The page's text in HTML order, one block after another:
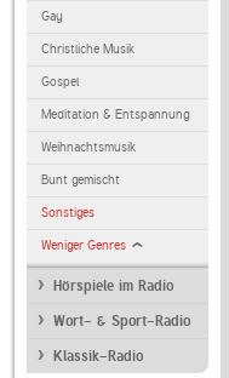
Gay
Christliche Musik
Gospel
Meditation & Entspannung
Weihnachtsmusik
Bunt gemischt
Sonstiges
Weniger Genres
Hörspiele im Radio
Wort- & Sport-Radio
Klassik-Radio